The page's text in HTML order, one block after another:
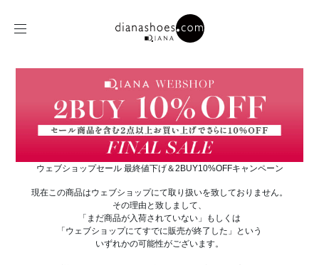
ウェブショップセール 最終値下げ＆2BUY10%OFFキャンペーン
現在この商品はウェブショップにて取り扱いを致しておりません。
その理由と致しまして、
「まだ商品が入荷されていない」もしくは
「ウェブショップにてすでに販売が終了した」という
いずれかの可能性がございます。